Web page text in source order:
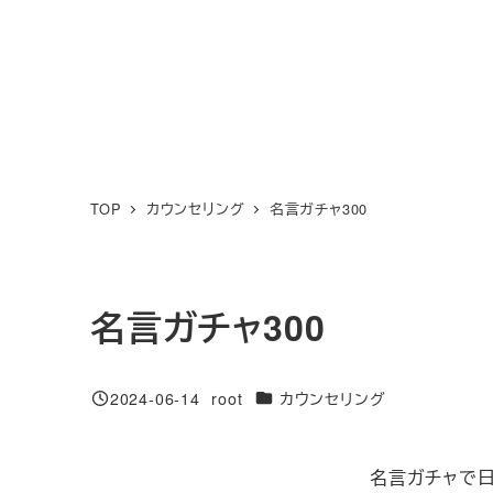
TOP カウンセリング 名言ガチャ300
名言ガチャ300
投稿日
2024-06-14
著
root カテゴリー
カウンセリング
名言ガチャで